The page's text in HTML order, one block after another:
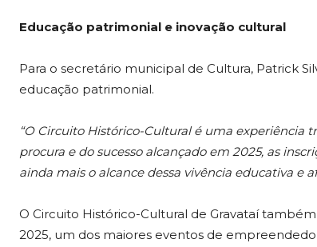
Educação patrimonial e inovação cultural
Para o secretário municipal de Cultura, Patrick
educação patrimonial.
“O Circuito Histórico-Cultural é uma experiência
procura e do sucesso alcançado em 2025, as
ainda mais o alcance dessa vivência educativa e
O Circuito Histórico-Cultural de Gravataí
2025, um dos maiores eventos de